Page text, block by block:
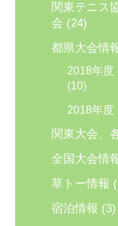
関東テニ
会 (24)
都県大会情
2018年
(10)
2018年
関東大会、
全国大会情
草トー情報
宿泊情報 (3)